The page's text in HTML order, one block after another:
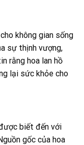
không gian sống
sự thịnh vượng,
rằng hoa lan hồ
lại sức khỏe cho
biết đến với
gốc của hoa